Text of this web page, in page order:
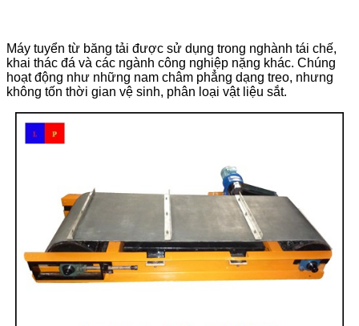
Máy tuyển từ băng tải được sử dụng trong nghành tái chế,
khai thác đá và các ngành công nghiệp nặng khác. Chúng
hoạt động như những nam châm phẳng dạng treo, nhưng
không tốn thời gian vệ sinh, phân loại vật liệu sắt.